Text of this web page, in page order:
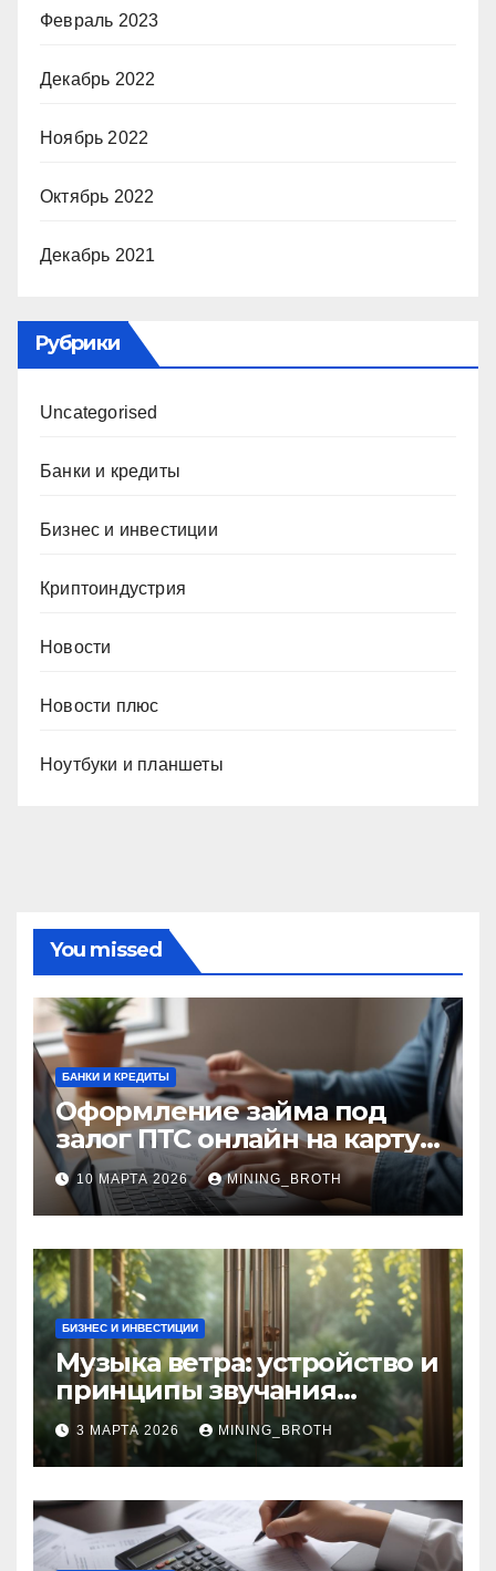
Февраль 2023
Декабрь 2022
Ноябрь 2022
Октябрь 2022
Декабрь 2021
Рубрики
Uncategorised
Банки и кредиты
Бизнес и инвестиции
Криптоиндустрия
Новости
Новости плюс
Ноутбуки и планшеты
You missed
БАНКИ И КРЕДИТЫ
Оформление займа под
залог ПТС онлайн на карту
без визита в офис: порядок,
требования и документы
10 МАРТА 2026 MINING_BROTH
БИЗНЕС И ИНВЕСТИЦИИ
Музыка ветра: устройство и
принципы звучания
колокольчиков
3 МАРТА 2026 MINING_BROTH